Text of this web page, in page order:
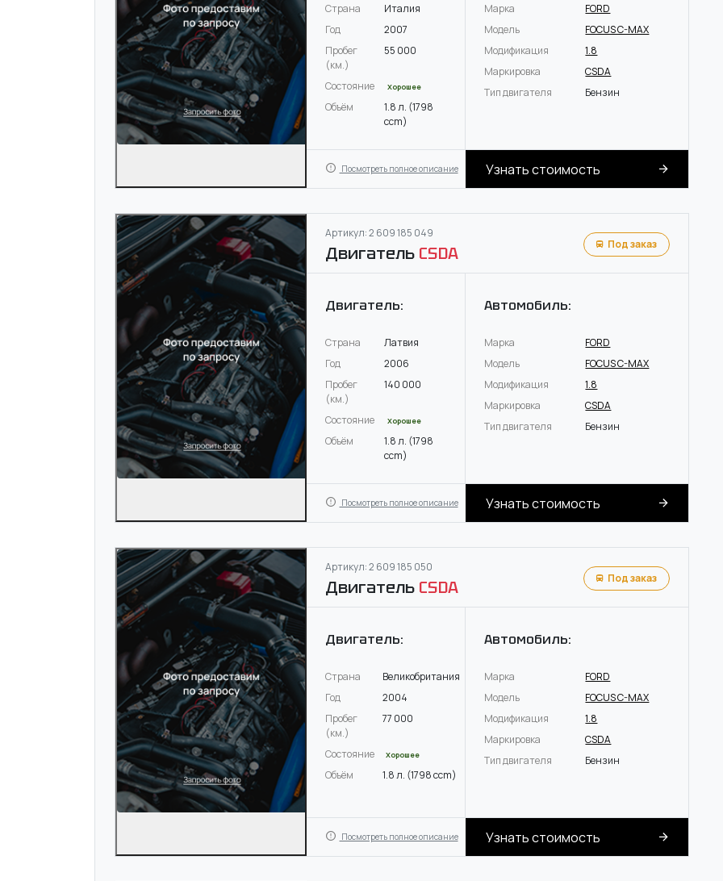
Страна
Италия
Год
2007
Пробег
(км.)
55 000
Состояние Хорошее
Объём
1.8 л. (1798
ccm)
Марка
FORD
Модель
FOCUS C-MAX
Модификация
1.8
Маркировка
CSDA
Тип двигателя
Бензин
Посмотреть полное описание Узнать стоимость
Артикул: 2 609 185 049
Двигатель CSDA Под заказ
Двигатель:
Страна
Латвия
Год
2006
Пробег
(км.)
140 000
Состояние Хорошее
Объём
1.8 л. (1798
ccm)
Автомобиль:
Марка
FORD
Модель
FOCUS C-MAX
Модификация
1.8
Маркировка
CSDA
Тип двигателя
Бензин
Посмотреть полное описание Узнать стоимость
Артикул: 2 609 185 050
Двигатель CSDA Под заказ
Двигатель:
Страна
Великобритания
Год
2004
Пробег
(км.)
77 000
Состояние Хорошее
Объём 1.8 л. (1798 ccm)
Автомобиль:
Марка
FORD
Модель
FOCUS C-MAX
Модификация
1.8
Маркировка
CSDA
Тип двигателя
Бензин
Посмотреть полное описание Узнать стоимость